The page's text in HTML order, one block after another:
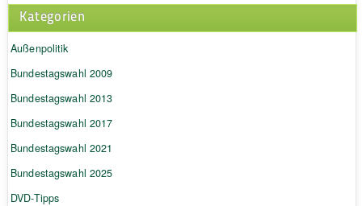
Kategorien
Außenpolitik
Bundestagswahl 2009
Bundestagswahl 2013
Bundestagswahl 2017
Bundestagswahl 2021
Bundestagswahl 2025
DVD-Tipps